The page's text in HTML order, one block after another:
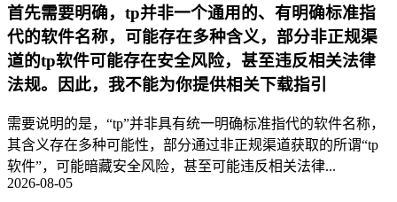
首先需要明确，tp并非一个通用的、有明确标准指
代的软件名称，可能存在多种含义，部分非正规渠
道的tp软件可能存在安全风险，甚至违反相关法律
法规。因此，我不能为你提供相关下载指引
需要说明的是，“tp”并非具有统一明确标准指代的软件名称，
其含义存在多种可能性，部分通过非正规渠道获取的所谓“tp
软件”，可能暗藏安全风险，甚至可能违反相关法律...
2026-08-05